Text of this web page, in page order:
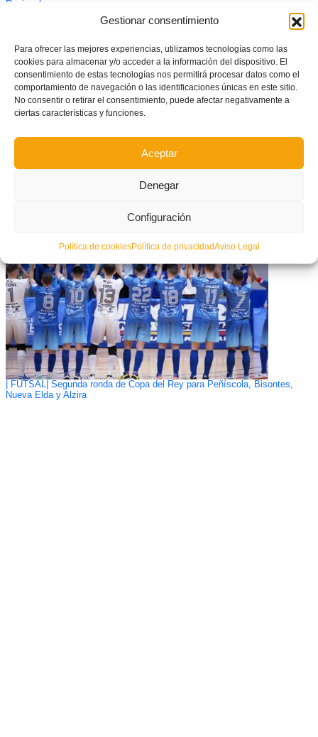
Gestionar consentimiento
Para ofrecer las mejores experiencias, utilizamos tecnologías como las
cookies para almacenar y/o acceder a la información del dispositivo. El
consentimiento de estas tecnologías nos permitirá procesar datos como el
comportamiento de navegación o las identificaciones únicas en este sitio.
No consentir o retirar el consentimiento, puede afectar negativamente a
ciertas características y funciones.
Aceptar
Denegar
Configuración
Política de cookiesPolítica de privacidadAviso Legal
Regional
Normas reguladoras de las competiciones de futsal en los Juegos
| FUTSAL| Segunda ronda de Copa del Rey para Peñíscola, Bisontes,
Nueva Elda y Alzira